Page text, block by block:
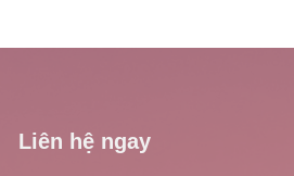
Liên hệ ngay